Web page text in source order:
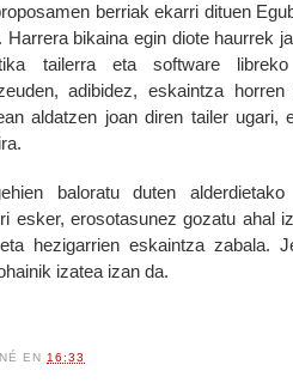
berriak ekarri dituen
Harrera bikaina egin diote haurrek
tailerra eta software
adibidez, eskaintza
aldatzen joan diren tailer
baloratu duten
esker, erosotasunez gozatu ahal
hezigarrien eskaintza zabala.
izatea izan da.
EN 16:33